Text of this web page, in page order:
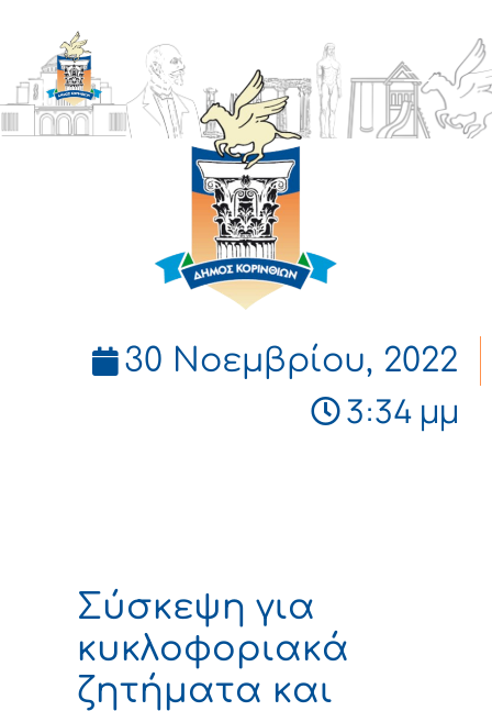
ΔΗΜΟΣ
ΚΟΡΙΝΘΙΩΝ
30 Νοεμβρίου, 2022
3:34 μμ
Σύσκεψη για
κυκλοφοριακά
ζητήματα και